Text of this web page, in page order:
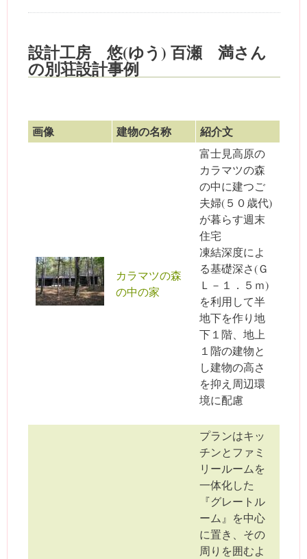
設計工房 悠(ゆう) 百瀬 満さん
の別荘設計事例
画像 建物の名称 紹介文
カラマツの森
の中の家
富士見高原の
カラマツの森
の中に建つご
夫婦(５０歳代)
が暮らす週末
住宅
凍結深度によ
る基礎深さ(Ｇ
Ｌ－１．５ｍ)
を利用して半
地下を作り地
下１階、地上
１階の建物と
し建物の高さ
を抑え周辺環
境に配慮
プランはキッ
チンとファミ
リールームを
一体化した
『グレートル
ーム』を中心
に置き、その
周りを囲むよ